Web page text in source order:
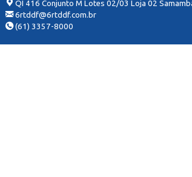
QI 416 Conjunto M Lotes 02/03 Loja 02
6rtddf@6rtddf.com.br
(61) 3357-8000